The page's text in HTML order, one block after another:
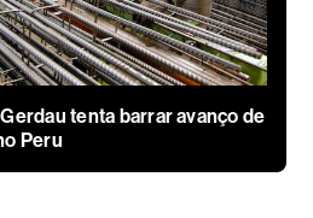
tenta barrar avanço de
Peru